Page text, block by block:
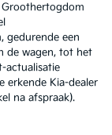
Groothertogdom
gedurende een
de wagen, tot het
actualisatie
erkende Kia-dealer
na afspraak).